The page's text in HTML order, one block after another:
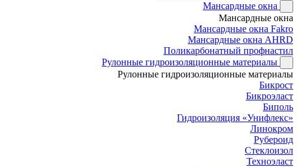
Мансардные окна
Мансардные окна
Мансардные окна Fakro
Мансардные окна AHRD
Поликарбонатный профнастил
Рулонные гидроизоляционные материалы
Рулонные гидроизоляционные материалы
Бикрост
Бикроэласт
Биполь
Гидроизоляция «Унифлекс»
Линокром
Рубероид
Стеклоизол
Техноэласт